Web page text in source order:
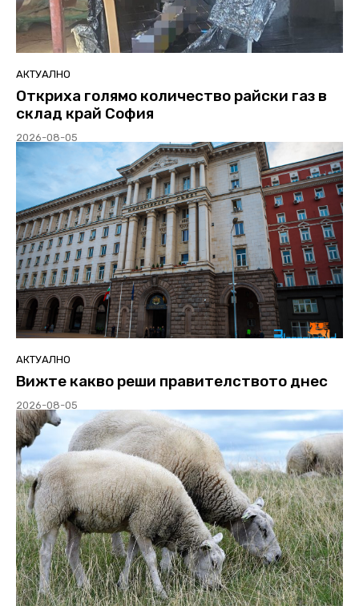
АКТУАЛНО
Откриха голямо количество райски газ в
склад край София
2026-08-05
АКТУАЛНО
Вижте какво реши правителството днес
2026-08-05